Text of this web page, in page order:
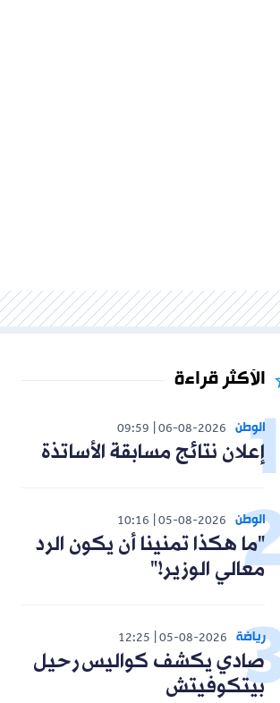
الأكثر قراءة
الوطن 06-08-2026
09:59
إعلان نتائج مسابقة الأساتذة
الوطن 05-08-2026
10:16
"ما هكذا تمنينا أن يكون الرد
معالي الوزير!"
رياضة 05-08-2026
12:25
صادي يكشف كواليس رحيل
بيتكوفيتش